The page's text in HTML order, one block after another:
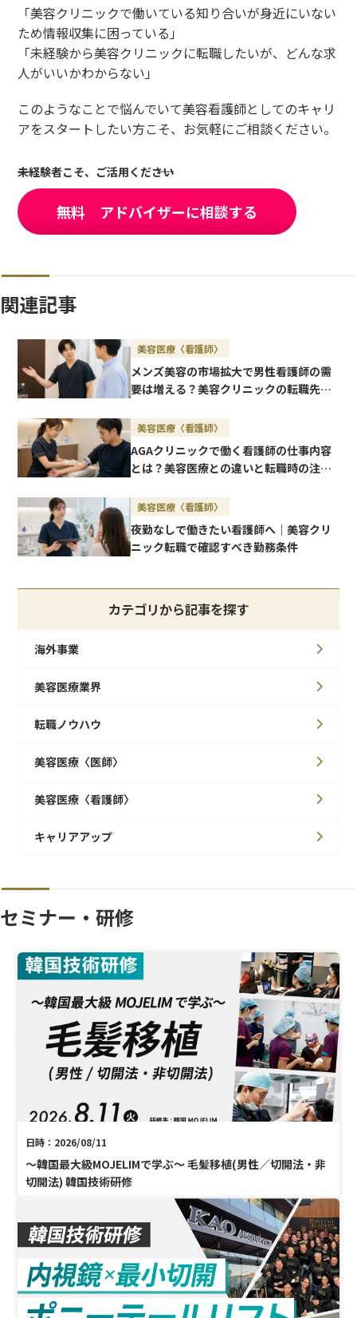
「美容クリニックで働いている知り合いが身近にいない
ため情報収集に困っている」
「未経験から美容クリニックに転職したいが、どんな求
人がいいかわからない」
このようなことで悩んでいて美容看護師としてのキャリ
アをスタートしたい方こそ、お気軽にご相談ください。
未経験者こそ、ご活用ください
無料 アドバイザーに相談する
関連記事
美容医療〈看護師〉
メンズ美容の市場拡大で男性看護師の需
要は増える？美容クリニックの転職先と
美容医療〈看護師〉
AGAクリニックで働く看護師の仕事内容
とは？美容医療との違いと転職時の注意
美容医療〈看護師〉
夜勤なしで働きたい看護師へ｜美容クリ
ニック転職で確認すべき勤務条件
カテゴリから記事を探す
海外事業
美容医療業界
転職ノウハウ
美容医療〈医師〉
美容医療〈看護師〉
キャリアアップ
セミナー・研修
日時：2026/08/11
〜韓国最大級MOJELIMで学ぶ〜 毛髪移植(男性／切開法・非
切開法) 韓国技術研修